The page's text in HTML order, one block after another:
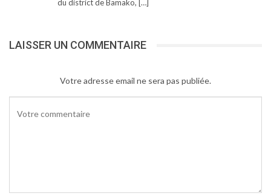
du district de Bamako, […]
LAISSER UN COMMENTAIRE
Votre adresse email ne sera pas publiée.